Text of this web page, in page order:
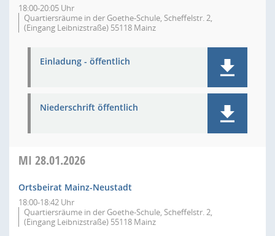
18:00-20:05 Uhr
Quartiersräume in der Goethe-Schule, Scheffelstr. 2,
(Eingang Leibnizstraße) 55118 Mainz
Einladung - öffentlich
Niederschrift öffentlich
MI 28.01.2026
Ortsbeirat Mainz-Neustadt
18:00-18:42 Uhr
Quartiersräume in der Goethe-Schule, Scheffelstr. 2,
(Eingang Leibnizstraße) 55118 Mainz